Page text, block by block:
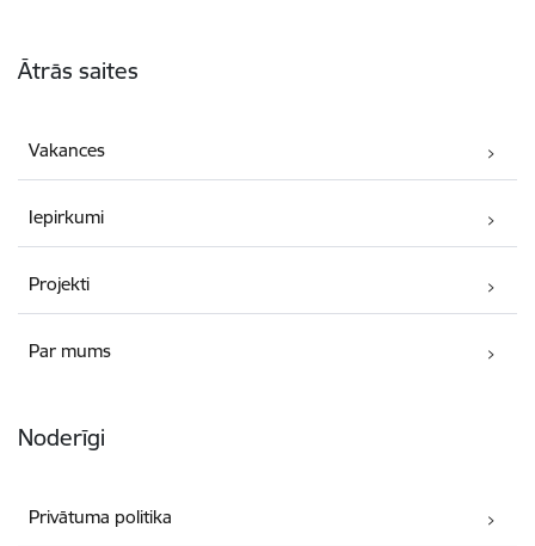
Ātrās saites
Vakances
Iepirkumi
Projekti
Par mums
Noderīgi
Privātuma politika